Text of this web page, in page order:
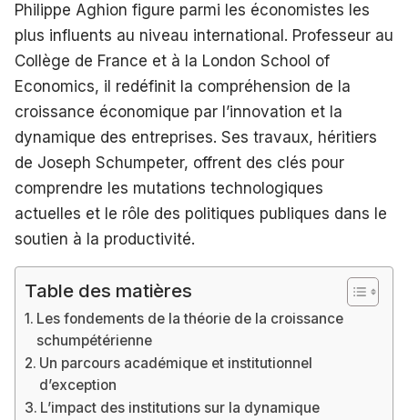
Philippe Aghion figure parmi les économistes les
plus influents au niveau international. Professeur au
Collège de France et à la London School of
Economics, il redéfinit la compréhension de la
croissance économique par l’innovation et la
dynamique des entreprises. Ses travaux, héritiers
de Joseph Schumpeter, offrent des clés pour
comprendre les mutations technologiques
actuelles et le rôle des politiques publiques dans le
soutien à la productivité.
Table des matières
Les fondements de la théorie de la croissance
schumpétérienne
Un parcours académique et institutionnel
d’exception
L’impact des institutions sur la dynamique